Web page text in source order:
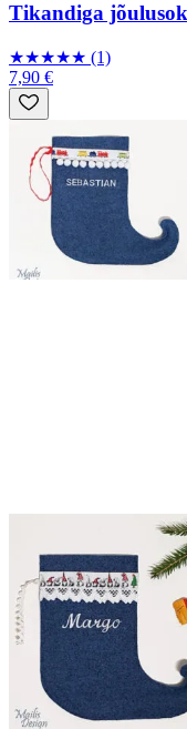
Tikandiga
★★★★★ (1)
7,90 €